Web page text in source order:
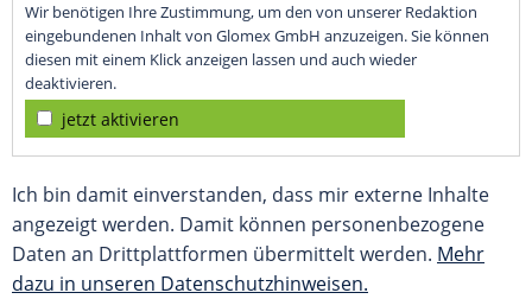
Wir benötigen Ihre Zustimmung, um den von unserer Redaktion
eingebundenen Inhalt von Glomex GmbH anzuzeigen. Sie können
diesen mit einem Klick anzeigen lassen und auch wieder
deaktivieren.
jetzt aktivieren
Ich bin damit einverstanden, dass mir externe Inhalte
angezeigt werden. Damit können personenbezogene
Daten an Drittplattformen übermittelt werden. Mehr
dazu in unseren Datenschutzhinweisen.